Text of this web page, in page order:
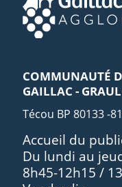
COMMUNAUTÉ
GAILLAC -
Técou BP 80133 -
Accueil du
Du lundi au
8h45-12h15 /